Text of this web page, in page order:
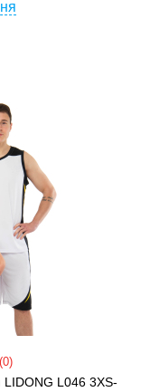
(0)
L046 3XS-